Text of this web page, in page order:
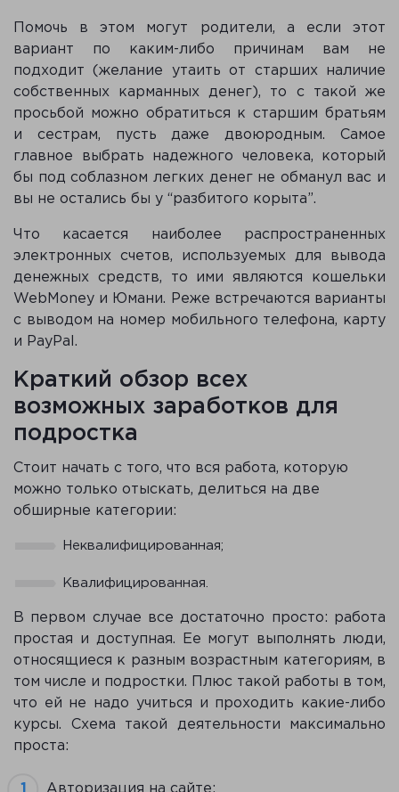
Помочь в этом могут родители, а если этот
вариант по каким-либо причинам вам не
подходит (желание утаить от старших наличие
собственных карманных денег), то с такой же
просьбой можно обратиться к старшим братьям
и сестрам, пусть даже двоюродным. Самое
главное выбрать надежного человека, который
бы под соблазном легких денег не обманул вас и
вы не остались бы у “разбитого корыта”.
Что касается наиболее распространенных
электронных счетов, используемых для вывода
денежных средств, то ими являются кошельки
WebMoney и Юмани. Реже встречаются варианты
с выводом на номер мобильного телефона, карту
и PayPal.
Краткий обзор всех
возможных заработков для
подростка
Стоит начать с того, что вся работа, которую
можно только отыскать, делиться на две
обширные категории:
Неквалифицированная;
Квалифицированная.
В первом случае все достаточно просто: работа
простая и доступная. Ее могут выполнять люди,
относящиеся к разным возрастным категориям, в
том числе и подростки. Плюс такой работы в том,
что ей не надо учиться и проходить какие-либо
курсы. Схема такой деятельности максимально
проста:
Авторизация на сайте;